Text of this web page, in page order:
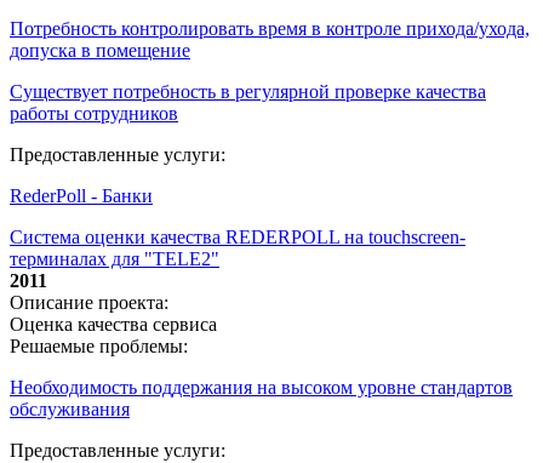
Потребность контролировать время в контроле прихода/ухода,
допуска в помещение
Существует потребность в регулярной проверке качества
работы сотрудников
Предоставленные услуги:
RederPoll - Банки
Система оценки качества REDERPOLL на touchscreen-
терминалах для "TELE2"
2011
Описание проекта:
Оценка качества сервиса
Решаемые проблемы:
Необходимость поддержания на высоком уровне стандартов
обслуживания
Предоставленные услуги: